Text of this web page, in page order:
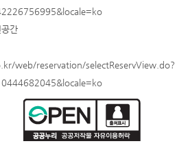
간
web/reservation/selectReservView.do?